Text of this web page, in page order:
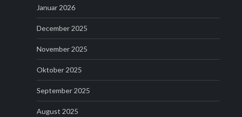
Januar 2026
December 2025
November 2025
Oktober 2025
September 2025
August 2025